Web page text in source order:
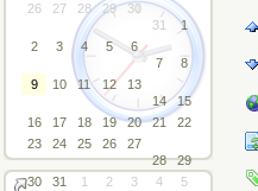
26 27 28 29
30
31
1
2
3 4 5
6
7
8
9
10 11 12
13
14
15
16
17 18 19 20 21
22
23
24 25 26
27
28
29
30
31 1 2 3 4 5